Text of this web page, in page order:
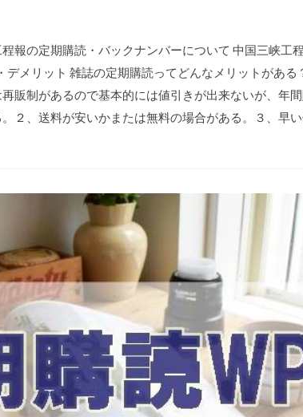
報の定期購読・バックナンバーについて 中国三峡工
デメリット 雑誌の定期購読ってどんなメリットがある
販制があるので基本的には値引きが出来ないが、年
２、送料が安いかまたは無料の場合がある。３、早